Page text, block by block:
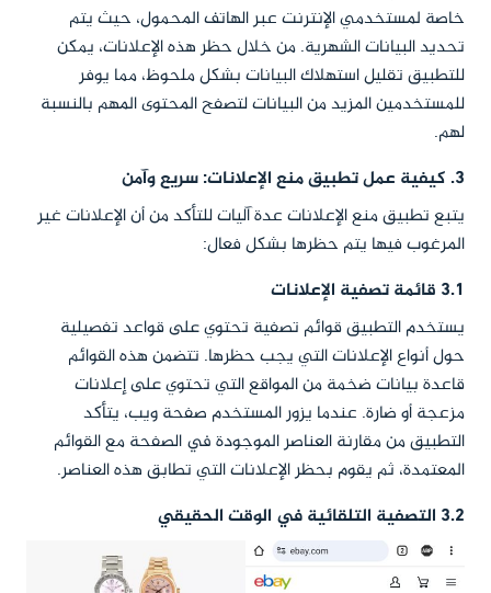
خاصة لمستخدمي الإنترنت عبر الهاتف المحمول، حيث يتم
تحديد البيانات الشهرية. من خلال حظر هذه الإعلانات، يمكن
للتطبيق تقليل استهلاك البيانات بشكل ملحوظ، مما يوفر
للمستخدمين المزيد من البيانات لتصفح المحتوى المهم بالنسبة
لهم.
3. كيفية عمل تطبيق منع الإعلانات: سريع وآمن
يتبع تطبيق منع الإعلانات عدة آليات للتأكد من أن الإعلانات غير
المرغوب فيها يتم حظرها بشكل فعال:
3.1 قائمة تصفية الإعلانات
يستخدم التطبيق قوائم تصفية تحتوي على قواعد تفصيلية
حول أنواع الإعلانات التي يجب حظرها. تتضمن هذه القوائم
قاعدة بيانات ضخمة من المواقع التي تحتوي على إعلانات
مزعجة أو ضارة. عندما يزور المستخدم صفحة ويب، يتأكد
التطبيق من مقارنة العناصر الموجودة في الصفحة مع القوائم
المعتمدة، ثم يقوم بحظر الإعلانات التي تطابق هذه العناصر.
3.2 التصفية التلقائية في الوقت الحقيقي